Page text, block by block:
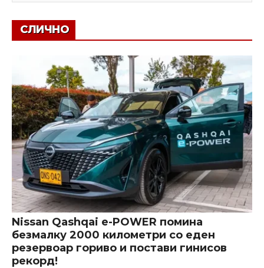
СЛИЧНО
Nissan Qashqai e-POWER помина
безмалку 2000 километри со еден
резервоар гориво и постави гинисов
рекорд!